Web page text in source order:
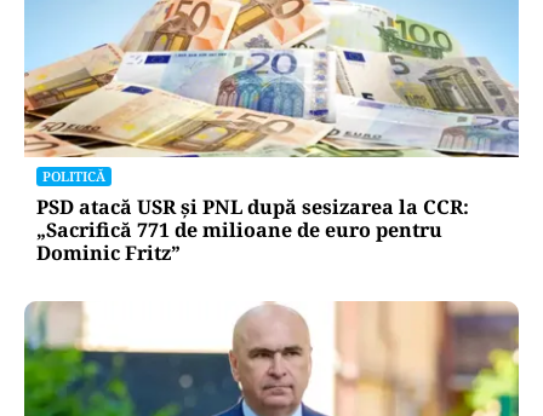
POLITICĂ
PSD atacă USR și PNL după sesizarea la CCR:
„Sacrifică 771 de milioane de euro pentru
Dominic Fritz”